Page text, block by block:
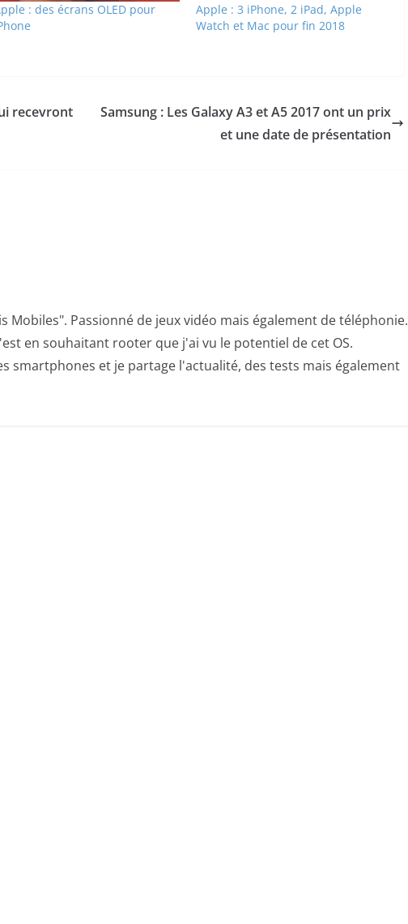
: des écrans OLED pour
Apple : 3 iPhone, 2 iPad, Apple
Watch et Mac pour fin 2018
recevront
Samsung : Les Galaxy A3 et A5 2017 ont un prix
et une date de présentation
Mobiles". Passionné de jeux vidéo mais également de téléphonie.
en souhaitant rooter que j'ai vu le potentiel de cet OS.
smartphones et je partage l'actualité, des tests mais également